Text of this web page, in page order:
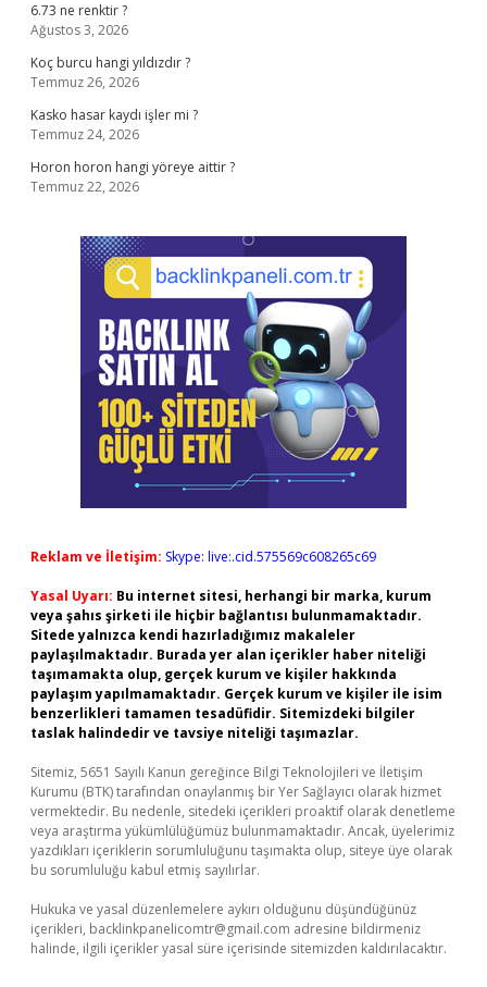
6.73 ne renktir ?
Ağustos 3, 2026
Koç burcu hangi yıldızdır ?
Temmuz 26, 2026
Kasko hasar kaydı işler mi ?
Temmuz 24, 2026
Horon horon hangi yöreye aittir ?
Temmuz 22, 2026
Reklam ve İletişim: Skype: live:.cid.575569c608265c69
Yasal Uyarı: Bu internet sitesi, herhangi bir marka, kurum
veya şahıs şirketi ile hiçbir bağlantısı bulunmamaktadır.
Sitede yalnızca kendi hazırladığımız makaleler
paylaşılmaktadır. Burada yer alan içerikler haber niteliği
taşımamakta olup, gerçek kurum ve kişiler hakkında
paylaşım yapılmamaktadır. Gerçek kurum ve kişiler ile isim
benzerlikleri tamamen tesadüfidir. Sitemizdeki bilgiler
taslak halindedir ve tavsiye niteliği taşımazlar.
Sitemiz, 5651 Sayılı Kanun gereğince Bilgi Teknolojileri ve İletişim
Kurumu (BTK) tarafından onaylanmış bir Yer Sağlayıcı olarak hizmet
vermektedir. Bu nedenle, sitedeki içerikleri proaktif olarak denetleme
veya araştırma yükümlülüğümüz bulunmamaktadır. Ancak, üyelerimiz
yazdıkları içeriklerin sorumluluğunu taşımakta olup, siteye üye olarak
bu sorumluluğu kabul etmiş sayılırlar.
Hukuka ve yasal düzenlemelere aykırı olduğunu düşündüğünüz
içerikleri, backlinkpanelicomtr@gmail.com adresine bildirmeniz
halinde, ilgili içerikler yasal süre içerisinde sitemizden kaldırılacaktır.